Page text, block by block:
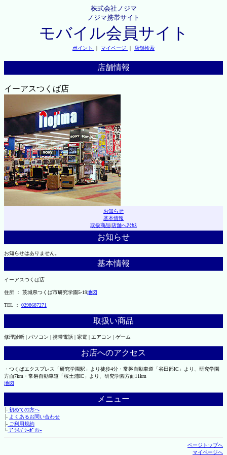
株式会社ノジマ
ノジマ携帯サイト
モバイル会員サイト
ポイント ｜ マイページ ｜ 店舗検索
店舗情報
イーアスつくば店
お知らせ
基本情報
取扱商品|店舗へｱｸｾｽ
お知らせ
お知らせはありません。
基本情報
イーアスつくば店
住所 ： 茨城県つくば市研究学園5-19地図
TEL ： 0298687271
取扱い商品
修理診断 | パソコン | 携帯電話 | 家電 | エアコン | ゲーム
お店へのアクセス
・つくばエクスプレス「研究学園駅」より徒歩4分・常磐自動車道「谷田部IC」より、研究学園
方面7km・常磐自動車道「桜土浦IC」より、研究学園方面11km
地図
メニュー
├初めての方へ
├ よくあるお問い合わせ
├ご利用規約
└ﾌﾟﾗｲﾊﾞｼｰﾎﾟﾘｼｰ
ページトップへ
マイページへ